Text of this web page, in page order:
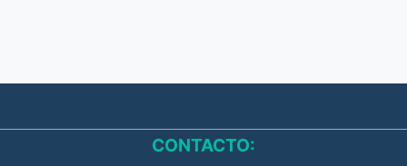
CONTACTO: